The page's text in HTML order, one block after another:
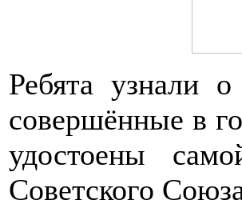
Ребята узнали
совершённые в
удостоены
Советского